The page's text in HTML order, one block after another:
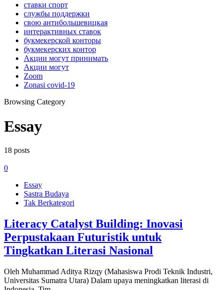
ставки спорт
службы поддержки
свою антибольшевицкая
интерактивных ставок
букмекерской конторы
букмекерских контор
Акции могут принимать
Акции могут
Zoom
Zonasi covid-19
Browsing Category
Essay
18 posts
0
Essay
Sastra Budaya
Tak Berkategori
Literacy Catalyst Building: Inovasi
Perpustakaan Futuristik untuk
Tingkatkan Literasi Nasional
Oleh Muhammad Aditya Rizqy (Mahasiswa Prodi Teknik Industri,
Universitas Sumatra Utara) Dalam upaya meningkatkan literasi di